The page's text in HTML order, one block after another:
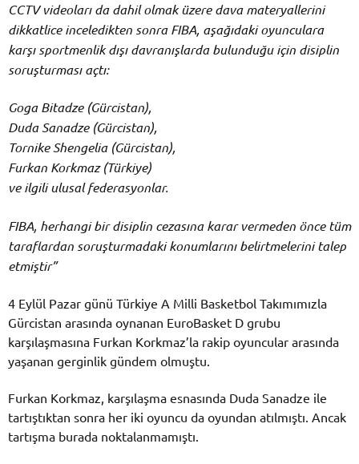
CCTV videoları da dahil olmak üzere dava materyallerini
dikkatlice inceledikten sonra FIBA, aşağıdaki oyunculara
karşı sportmenlik dışı davranışlarda bulunduğu için disiplin
soruşturması açtı:
Goga Bitadze (Gürcistan),
Duda Sanadze (Gürcistan),
Tornike Shengelia (Gürcistan),
Furkan Korkmaz (Türkiye)
ve ilgili ulusal federasyonlar.
FIBA, herhangi bir disiplin cezasına karar vermeden önce tüm
taraflardan soruşturmadaki konumlarını belirtmelerini talep
etmiştir”
4 Eylül Pazar günü Türkiye A Milli Basketbol Takımımızla
Gürcistan arasında oynanan EuroBasket D grubu
karşılaşmasına Furkan Korkmaz’la rakip oyuncular arasında
yaşanan gerginlik gündem olmuştu.
Furkan Korkmaz, karşılaşma esnasında Duda Sanadze ile
tartıştıktan sonra her iki oyuncu da oyundan atılmıştı. Ancak
tartışma burada noktalanmamıştı.